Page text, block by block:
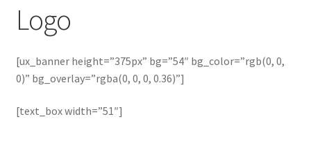
Kontakt
Logo
[ux_banner height=”375px” bg=”54″ bg_color=”rgb(0, 0,
0)” bg_overlay=”rgba(0, 0, 0, 0.36)”]
[text_box width=”51″]